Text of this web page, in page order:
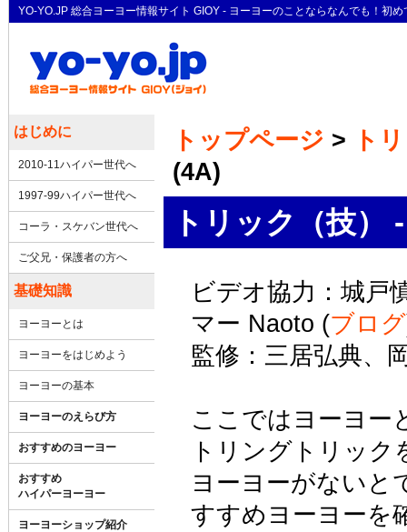
YO-YO.JP 総合ヨーヨー情報サイト GIOY - ヨーヨーのことならなんでも！初
はじめに
2010-11ハイパー世代へ
1997-99ハイパー世代へ
コーラ・スケバン世代へ
ご父兄・保護者の方へ
基礎知識
ヨーヨーとは
ヨーヨーをはじめよう
ヨーヨーの基本
ヨーヨーのえらび方
おすすめのヨーヨー
おすすめ
ハイパーヨーヨー
ヨーヨーショップ紹介
トップページ >
ト
(4A)
トリック（技
ビデオ協力：城戸
マー Naoto (ブログ
監修：三居弘典、
ここではヨーヨー
トリングトリッ
ヨーヨーがないと
すすめヨーヨーを